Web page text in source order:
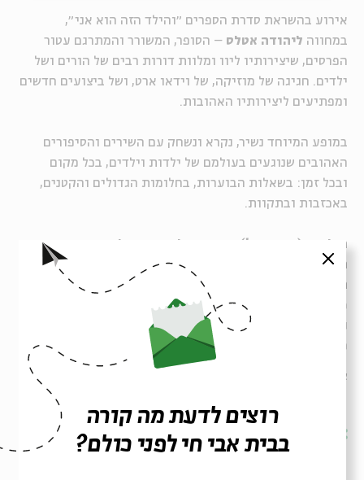
אירוע בהשראת סדרת הספרים ״והילד הזה הוא אני״,
במחווה ליהודה אטלס – הסופר, המשורר והמתרגם עטור
הפרסים, שיצירותיו ליוו ומלוות דורות רבים של הורים ושל
ילדים. חגיגה של מוזיקה, של וידאו ארט, ושל ביצועים חדשים
ומפתיעים ליצירותיו האהובות.
במופע המיוחד נשיר, נקרא ונשחק עם השירים והסיפורים
האהובים שנוגעים בעולמם של ילדות וילדים, בכל מקום
ובכל זמן: בשאלות הבוערות, בחלומות הגדולים והקטנים,
באכזבות ובתקוות.
הילדים (וההורים!) מוזמנים להגיע בפיג'מות.
האירוע מיועד לבני ובנות
ומעלה, ו
דקות.
האירוע מתקיים במסגרת פסטיבל בית חולים לספרים,
כרטיס לאירוע מקנה כניסה חינם ליריד.
ניהול אומנותי: נגה אשד, הפקה: יונתן ברין, וידאו ארט: אריק
פוטרמן, וידאו: קרן רוזנברג
איור: דני קרמן, צילום: דן יהודה, רון שלף
הרשמה לאירועים דומים
סגור
רוצים לדעת מה קורה
בבית אבי חי לפני כולם?